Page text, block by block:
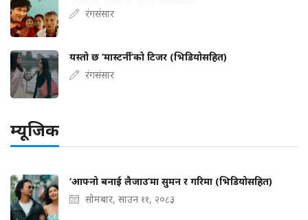
रंगसंसार
यस्तो छ ‘मास्टर्नी’को टिजर (भिडियोसहित)
रंगसंसार
म्यूजिक
‘आफ्नो बनाई लैजाउ’मा सुमन र गरिमा (भिडियोसहित)
सोमबार, साउन ११, २०८३